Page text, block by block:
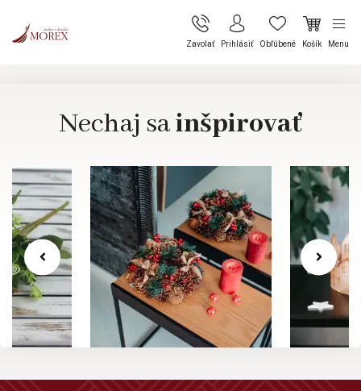
Zavolať Prihlásiť Obľúbené Košík Menu
Nechaj sainšpirovať